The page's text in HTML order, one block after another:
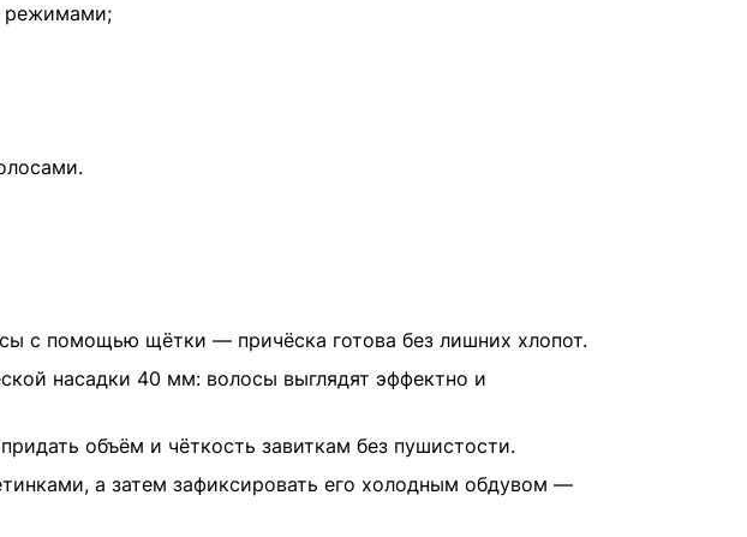
режимами;
с помощью щётки — причёска готова без лишних хлопот.
насадки 40 мм: волосы выглядят эффектно и
объём и чёткость завиткам без пушистости.
а затем зафиксировать его холодным обдувом —